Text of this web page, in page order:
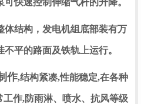
体结构，发电机组底部装有万
平的路面及铁轨上运行。
作,结构紧凑,性能稳定,在各种
作,防雨淋、喷水、抗风等级